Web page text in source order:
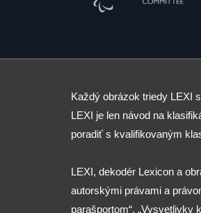
Každý obrázok triedy LEXI
LEXI je len návod na
poradiť s kvalifikovaným
LEXI, dekodér Lexicon a
autorskými právami a
parašportom“, „Vysvetlivky